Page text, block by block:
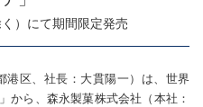
）にて期間限定発売
区、社長：大貫陽一）は、世界
から、森永製菓株式会社（本社：